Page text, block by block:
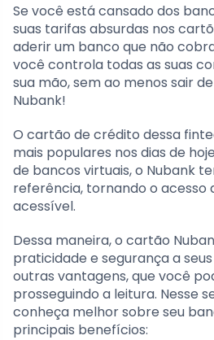
Se você está cansado dos
suas tarifas absurdas nos
aderir um banco que não
você controla todas as suas
sua mão, sem ao menos sair
Nubank!
O cartão de crédito dessa
mais populares nos dias de
de bancos virtuais, o Nubank
referência, tornando o acesso
acessível.
Dessa maneira, o cartão
praticidade e segurança a
outras vantagens, que você
prosseguindo a leitura. Nesse
conheça melhor sobre seu
principais benefícios: